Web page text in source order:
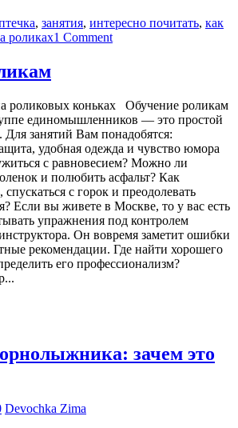
, занятия, интересно почитать, как
роликах1 Comment
роликовых коньках Обучение роликам
единомышленников — это простой
занятий Вам понадобятся:
удобная одежда и чувство юмора
с равновесием? Можно ли
и полюбить асфальт? Как
спускаться с горок и преодолевать
Если вы живете в Москве, то у вас есть
упражнения под контролем
Он вовремя заметит ошибки
рекомендации. Где найти хорошего
его профессионализм?
зачем это
Devochka Zima